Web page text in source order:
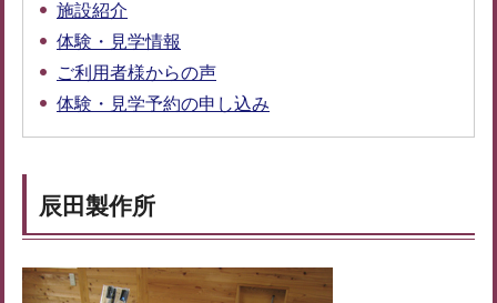
施設紹介
体験・見学情報
ご利用者様からの声
体験・見学予約の申し込み
辰田製作所